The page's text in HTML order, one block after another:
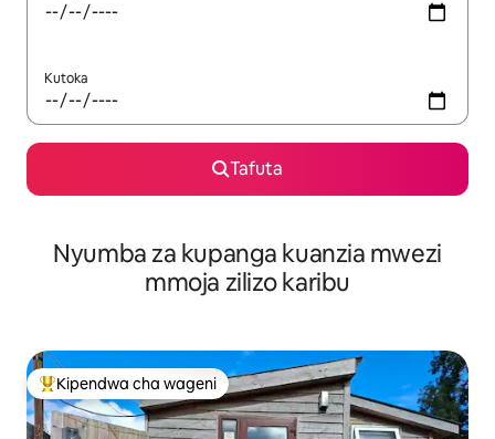
Kutoka
Tafuta
Nyumba za kupanga kuanzia mwezi
mmoja zilizo karibu
Kipendwa maarufu cha wageni
Kipendwa cha wageni